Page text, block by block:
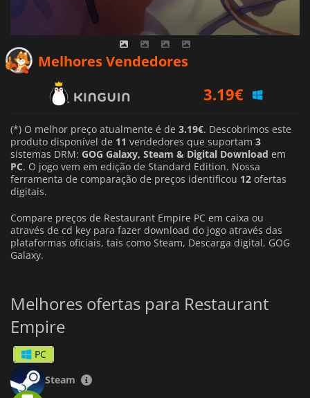
Melhores Vendedores
7.69 €
8.30€
(*) O melhor preço atualmente é de 3.19€. Descobrimos este
produto disponível de 11 vendedores que suportam 3
sistemas DRM: GOG Galaxy, Steam & Digital Download em
PC. O jogo vem em edição de Standard Edition. Nossa
ferramenta de comparação de preços identificou 12 ofertas
digitais.
Compare preços de Restaurant Empire PC em caixa ou
através de cd key para fazer download do jogo através das
plataformas oficiais, tais como Steam, Descarga digital, GOG
Galaxy.
Melhores ofertas para Restaurant
Empire
PC
Steam